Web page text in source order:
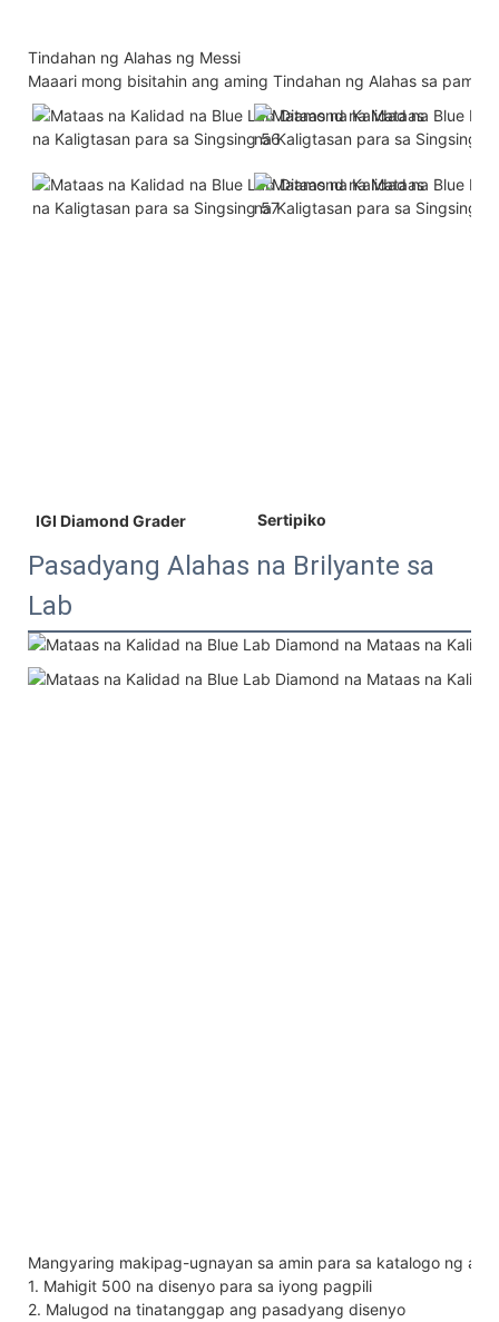
Tindahan ng Alahas ng Messi
Maaari mong bisitahin ang aming Tindahan ng Alahas sa
IGI Diamond Grader Sertipiko
Pasadyang Alahas na Brilyante sa
Lab
Mangyaring makipag-ugnayan sa amin para sa katalogo ng
1. Mahigit 500 na disenyo para sa iyong pagpili
2. Malugod na tinatanggap ang pasadyang disenyo